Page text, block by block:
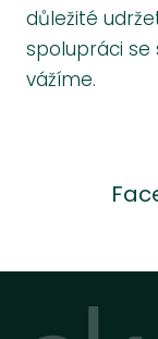
důležité
spolupráci se
vážíme.